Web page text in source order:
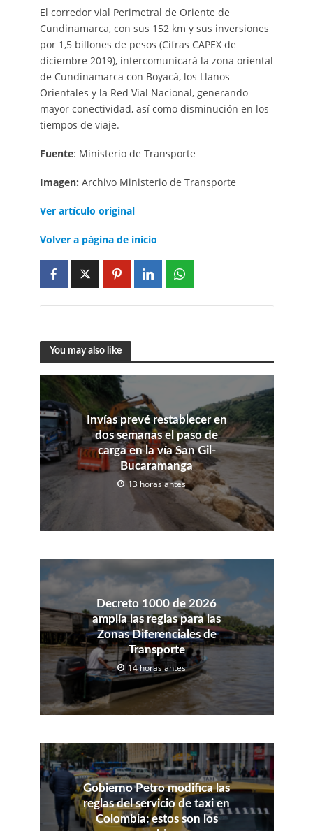
El corredor vial Perimetral de Oriente de
Cundinamarca, con sus 152 km y sus inversiones
por 1,5 billones de pesos (Cifras CAPEX de
diciembre 2019), intercomunicará la zona oriental
de Cundinamarca con Boyacá, los Llanos
Orientales y la Red Vial Nacional, generando
mayor conectividad, así como disminución en los
tiempos de viaje.
Fuente: Ministerio de Transporte
Imagen: Archivo Ministerio de Transporte
Ver artículo original
Volver a página de inicio
You may also like
Invías prevé restablecer en
dos semanas el paso de
carga en la vía San Gil-
Bucaramanga
13 horas antes
Decreto 1000 de 2026
amplía las reglas para las
Zonas Diferenciales de
Transporte
14 horas antes
Gobierno Petro modifica las
reglas del servicio de taxi en
Colombia: estos son los